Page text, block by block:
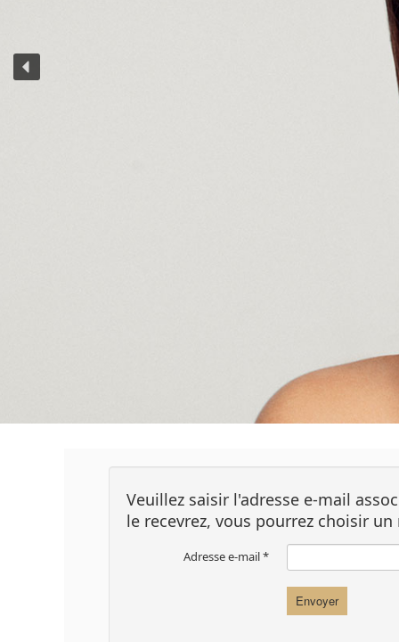
Veuillez saisir l'adresse e-mail
le recevrez, vous pourrez choisir
Adresse e-mail*
Envoyer